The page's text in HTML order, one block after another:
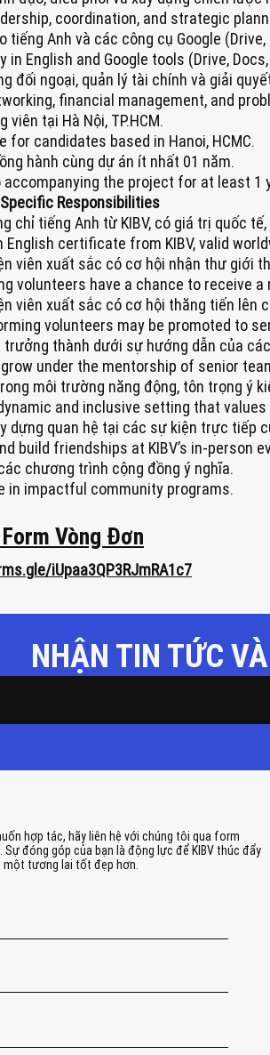
coordination, and strategic
tiếng Anh và các công cụ Google
in English and Google tools (Drive,
đối ngoại, quản lý tài chính và giải
financial management, and
viên tại Hà Nội, TP.HCM.
for candidates based in Hanoi, HCMC.
hành cùng dự án ít nhất 01 năm.
accompanying the project for at least 1
Responsibilities
chỉ tiếng Anh từ KIBV, có giá trị quốc
English certificate from KIBV, valid
viên xuất sắc có cơ hội nhận thư giới
volunteers have a chance to receive a
viên xuất sắc có cơ hội thăng tiến lên
volunteers may be promoted to
trưởng thành dưới sự hướng dẫn của
under the mentorship of senior
môi trường năng động, tôn trọng ý
and inclusive setting that
dựng quan hệ tại các sự kiện trực tiếp
build friendships at KIBV’s in-person
chương trình cộng đồng ý nghĩa.
in impactful community programs.
Vòng Đơn
iUpaa3QP3RJmRA1c7
NHẬN TIN TỨC
hợp tác, hãy liên hệ với chúng tôi qua form
đóng góp của bạn là động lực để KIBV thúc đẩy
một tương lai tốt đẹp hơn.